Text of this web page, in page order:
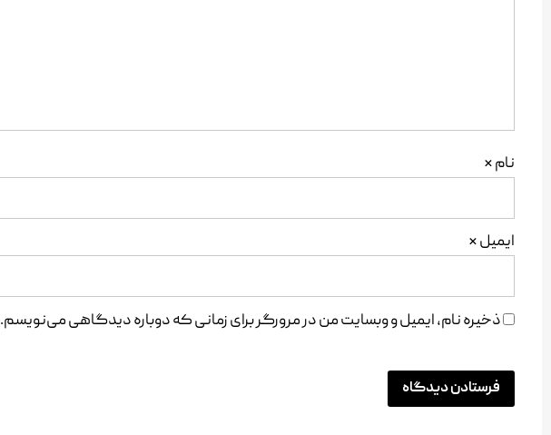
نام*
ایمیل*
ذخیره نام، ایمیل و وبسایت من در مرورگر برای زمانی که دوباره دیدگاهی می‌نویسم.